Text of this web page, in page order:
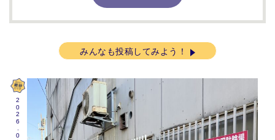
みんなも投稿してみよう！